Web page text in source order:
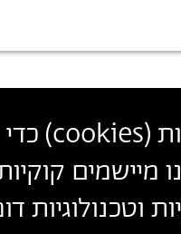
(
cookies
)
מיישמים
וטכנולוגיות
Bezalel